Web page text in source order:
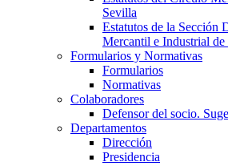
Sevilla
Estatutos de la Sección
Mercantil e Industrial de
Formularios y Normativas
Formularios
Normativas
Colaboradores
Defensor del socio.
Departamentos
Dirección
Presidencia